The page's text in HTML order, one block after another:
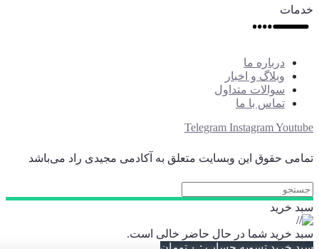
خدمات
درباره ما
وبلاگ و اخبار
سوالات متداول
تماس با ما
Telegram InstagramYoutube
تمامی حقوق این وبسایت متعلق به آکادمی مجیدی راد می‌باشد
سبد خرید
سبد خرید شما در حال حاضر خالی است.